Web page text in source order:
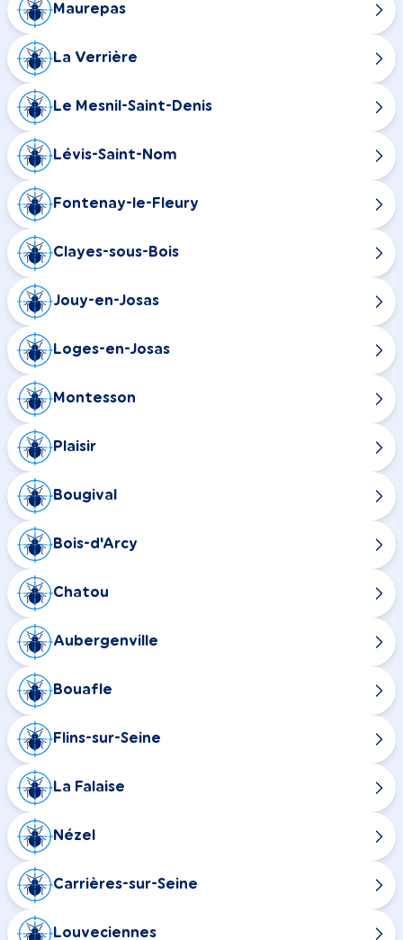
Maurepas
La Verrière
Le Mesnil-Saint-Denis
Lévis-Saint-Nom
Fontenay-le-Fleury
Clayes-sous-Bois
Jouy-en-Josas
Loges-en-Josas
Montesson
Plaisir
Bougival
Bois-d'Arcy
Chatou
Aubergenville
Bouafle
Flins-sur-Seine
La Falaise
Nézel
Carrières-sur-Seine
Louveciennes